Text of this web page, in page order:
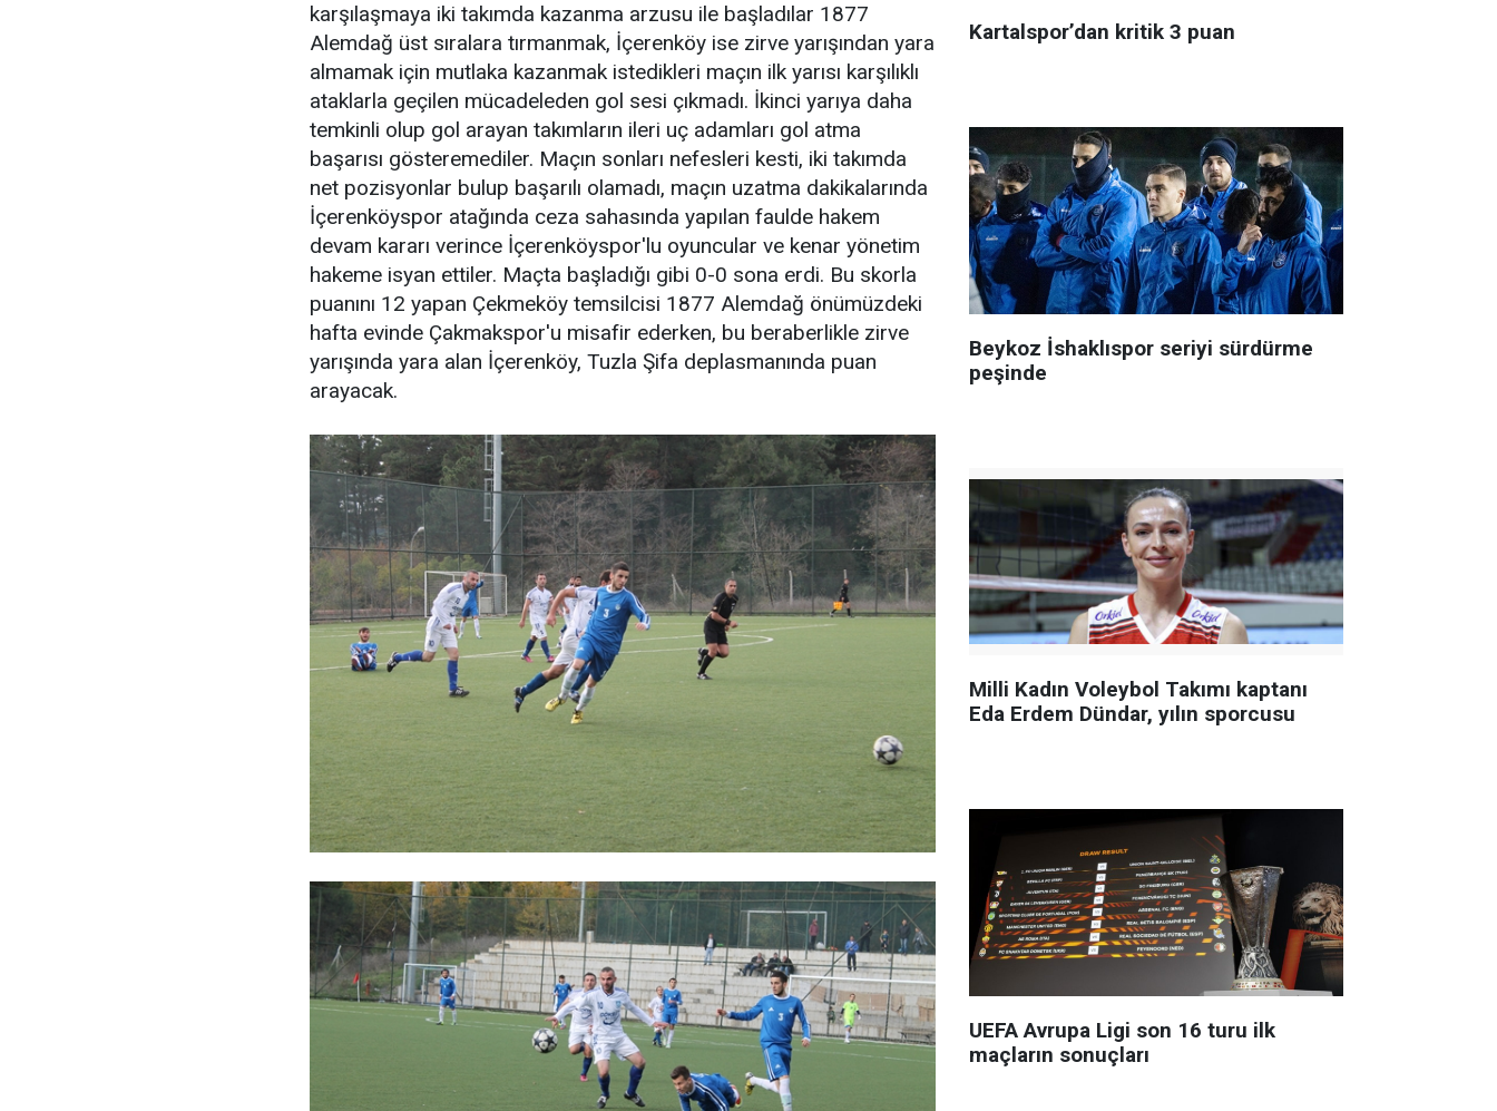
karşılaşmaya iki takımda kazanma arzusu ile başladılar 1877
Alemdağ üst sıralara tırmanmak, İçerenköy ise zirve yarışından yara
almamak için mutlaka kazanmak istedikleri maçın ilk yarısı karşılıklı
ataklarla geçilen mücadeleden gol sesi çıkmadı. İkinci yarıya daha
temkinli olup gol arayan takımların ileri uç adamları gol atma
başarısı gösteremediler. Maçın sonları nefesleri kesti, iki takımda
net pozisyonlar bulup başarılı olamadı, maçın uzatma dakikalarında
İçerenköyspor atağında ceza sahasında yapılan faulde hakem
devam kararı verince İçerenköyspor'lu oyuncular ve kenar yönetim
hakeme isyan ettiler. Maçta başladığı gibi 0-0 sona erdi. Bu skorla
puanını 12 yapan Çekmeköy temsilcisi 1877 Alemdağ önümüzdeki
hafta evinde Çakmakspor'u misafir ederken, bu beraberlikle zirve
yarışında yara alan İçerenköy, Tuzla Şifa deplasmanında puan
arayacak.
Kartalspor’dan kritik 3 puan
Beykoz İshaklıspor seriyi sürdürme
peşinde
Milli Kadın Voleybol Takımı kaptanı
Eda Erdem Dündar, yılın sporcusu
UEFA Avrupa Ligi son 16 turu ilk
maçların sonuçları